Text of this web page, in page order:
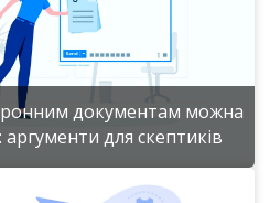
документам можна
аргументи для скептиків
Детальніше